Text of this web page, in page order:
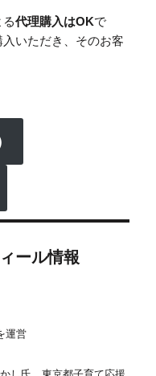
代理購入はOKで
いただき、そのお客
ール情報
運営